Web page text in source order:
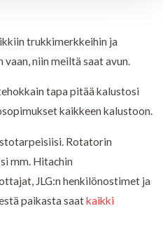
trukkimerkkeihin ja
niin meiltä saat avun.
tapa pitää kalustosi
kaikkeen kalustoon.
Rotatorin
mm. Hitachin
JLG:n henkilönostimet ja
paikasta saatkaikki